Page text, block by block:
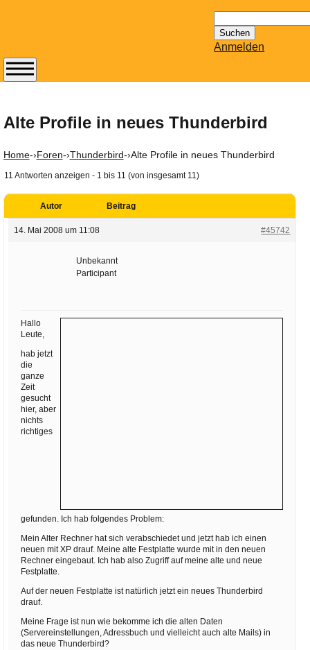
nach:
Anmelden
Alte Profile in neues Thunderbird
Home-›Foren-›Thunderbird-›Alte Profile in neues Thunderbird
11 Antworten anzeigen - 1 bis 11 (von insgesamt 11)
Autor Beitrag
14. Mai 2008 um 11:08 #45742
Unbekannt
Participant
Hallo
Leute,
hab jetzt
die
ganze
Zeit
gesucht
hier, aber
nichts
richtiges
gefunden. Ich hab folgendes Problem:
Mein Alter Rechner hat sich verabschiedet und jetzt hab ich einen
neuen mit XP drauf. Meine alte Festplatte wurde mit in den neuen
Rechner eingebaut. Ich hab also Zugriff auf meine alte und neue
Festplatte.
Auf der neuen Festplatte ist natürlich jetzt ein neues Thunderbird
drauf.
Meine Frage ist nun wie bekomme ich die alten Daten
(Servereinstellungen, Adressbuch und vielleicht auch alte Mails) in
das neue Thunderbird?
Abonnieren Sie den
erscheinenden
Mailhilfe.de
Der ständig aktuelle
Tipps zu Thema
bereithält!
GMail, Thunderbird
oder auch
Ihre E-Mail
Adresse:
E-Mail
E-Mail bestätigen